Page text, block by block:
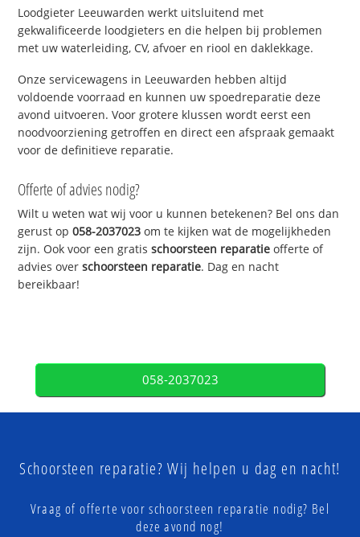
Loodgieter Leeuwarden werkt uitsluitend met
gekwalificeerde loodgieters en die helpen bij problemen
met uw waterleiding, CV, afvoer en riool en daklekkage.
Onze servicewagens in Leeuwarden hebben altijd
voldoende voorraad en kunnen uw spoedreparatie deze
avond uitvoeren. Voor grotere klussen wordt eerst een
noodvoorziening getroffen en direct een afspraak gemaakt
voor de definitieve reparatie.
Offerte of advies nodig?
Wilt u weten wat wij voor u kunnen betekenen? Bel ons dan
gerust op058-2037023 om te kijken wat de mogelijkheden
zijn. Ook voor een gratisschoorsteen reparatie offerte of
advies overschoorsteen reparatie. Dag en nacht
bereikbaar!
058-2037023
Schoorsteen reparatie? Wij helpen u dag en nacht!
Vraag of offerte voor schoorsteen reparatie nodig? Bel
deze avond nog!